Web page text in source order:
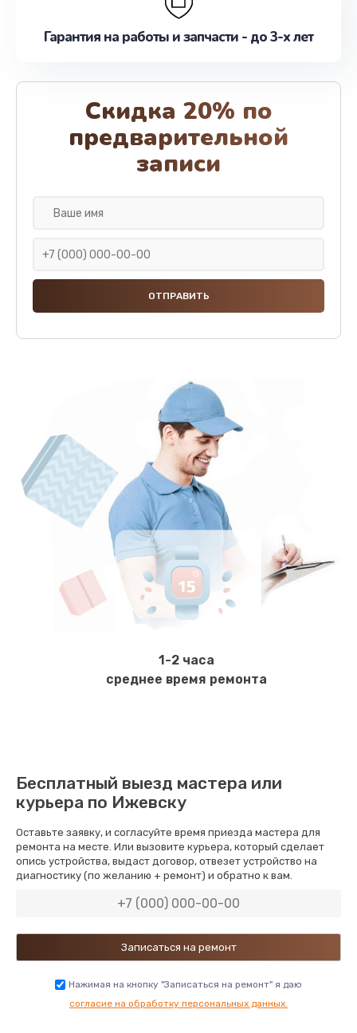
Гарантия на работы и запчасти - до 3-х лет
Скидка 20% по
предварительной
записи
1-2 часа
среднее время ремонта
Бесплатный выезд мастера или
курьера по Ижевску
Оставьте заявку, и согласуйте время приезда мастера для
ремонта на месте. Или вызовите курьера, который сделает
опись устройства, выдаст договор, отвезет устройство на
диагностику (по желанию + ремонт) и обратно к вам.
Нажимая на кнопку "Записаться на ремонт" я даю
согласие на обработку персональных данных.